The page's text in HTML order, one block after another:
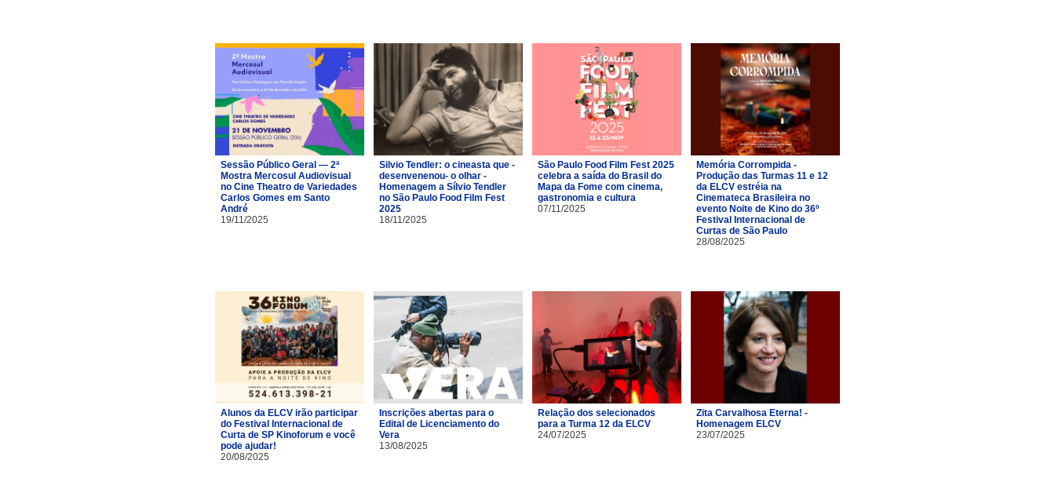
Sessão Público Geral — 2ª
Mostra Mercosul Audiovisual
no Cine Theatro de Variedades
Carlos Gomes em Santo
André
19/11/2025
Silvio Tendler: o cineasta que -
desenvenenou- o olhar -
Homenagem a Sílvio Tendler
no São Paulo Food Film Fest
2025
18/11/2025
São Paulo Food Film Fest 2025
celebra a saída do Brasil do
Mapa da Fome com cinema,
gastronomia e cultura
07/11/2025
Memória Corrompida -
Produção das Turmas 11 e 12
da ELCV estréia na
Cinemateca Brasileira no
evento Noite de Kino do 36º
Festival Internacional de
Curtas de São Paulo
28/08/2025
Alunos da ELCV irão participar
do Festival Internacional de
Curta de SP Kinoforum e você
pode ajudar!
20/08/2025
Inscrições abertas para o
Edital de Licenciamento do
Vera
13/08/2025
Relação dos selecionados
para a Turma 12 da ELCV
24/07/2025
Zita Carvalhosa Eterna! -
Homenagem ELCV
23/07/2025